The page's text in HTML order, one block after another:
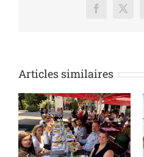
Facebook
X
Articles similaires